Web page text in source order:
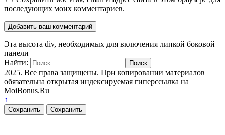
последующих моих комментариев.
Эта высота div, необходимых для включения липкой боковой
панели
Найти:
2025. Все права защищены. При копировании материалов
обязательна открытая индексируемая гиперссылка на
MoiBonus.Ru
↑